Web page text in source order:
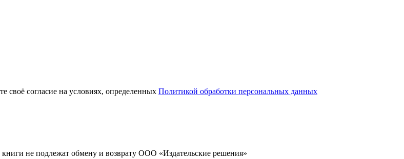
своё согласие на условиях, определенных Политикой обработки персональных данных
не подлежат обмену и возврату ООО «Издательские решения»